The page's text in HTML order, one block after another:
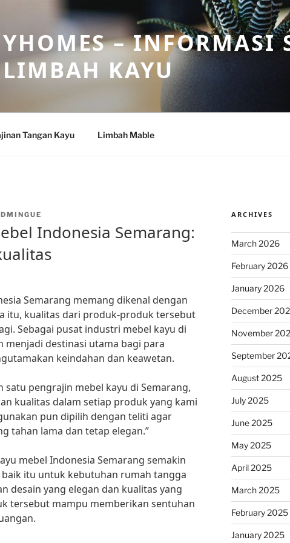
– INFORMASI
KAYU
Tangan Kayu Limbah Mable
Indonesia Semarang:
Semarang memang dikenal dengan
itu, kualitas dari produk-produk tersebut
Sebagai pusat industri mebel kayu di
menjadi destinasi utama bagi para
keindahan dan keawetan.
satu pengrajin mebel kayu di Semarang,
kualitas dalam setiap produk yang kami
pun dipilih dengan teliti agar
tahan lama dan tetap elegan.”
mebel Indonesia Semarang semakin
itu untuk kebutuhan rumah tangga
desain yang elegan dan kualitas yang
tersebut mampu memberikan sentuhan
ARCHIVES
March 2026
February 2026
January 2026
December
November
September
August 2025
July 2025
June 2025
May 2025
April 2025
March 2025
February 2025
January 2025